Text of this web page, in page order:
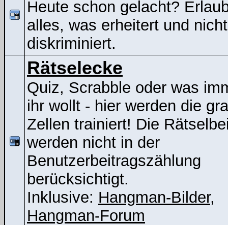
Heute schon gelacht?
alles, was erheitert und nicht
diskriminiert.
Rätselecke
Quiz, Scrabble oder was
ihr wollt - hier werden die
Zellen trainiert! Die
werden nicht in der
Benutzerbeitragszählung
berücksichtigt.
Inklusive: Hangman-Bilder,
Hangman-Forum